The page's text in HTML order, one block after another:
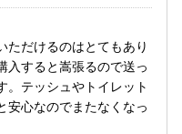
ただけるのはとてもあり
入すると嵩張るので送っ
。テッシュやトイレット
安心なのでまたなくなっ